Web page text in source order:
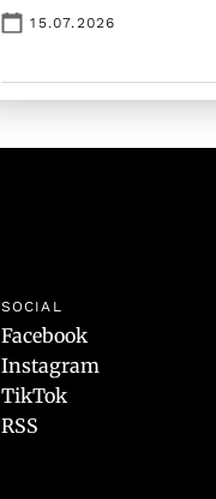
15.07.2026
SOCIAL
Facebook
Instagram
TikTok
RSS